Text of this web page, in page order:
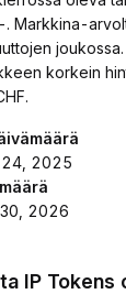
Markkina-
korkein
24, 2025
2026
IP Tokens